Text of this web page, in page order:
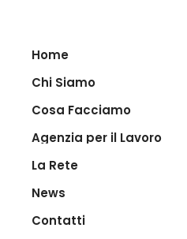
Home
Chi Siamo
Cosa Facciamo
Agenzia per il Lavoro
La Rete
News
Contatti